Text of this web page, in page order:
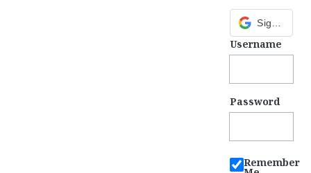
Username
Password
Remember